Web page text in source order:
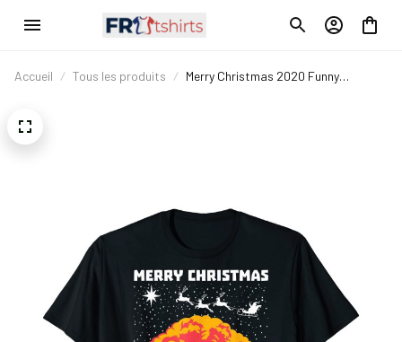
Accueil Tous les produits
Merry Christmas 2020 Funny